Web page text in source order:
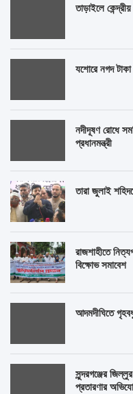
তাড়াইলে
যশোরে নগদ
নদীদূষণ রোধে
প্রধানমন্ত্রী
তারা জুলাই
রাজশাহীতে
বিক্ষোভ সমাবেশ
আদমদীঘিতে
সুন্দরগঞ্জের
প্রতারণার